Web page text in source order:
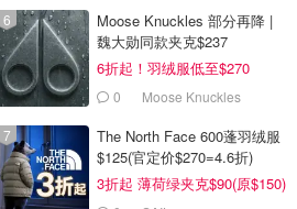
Moose Knuckles 部分再降 |
魏大勋同款夹克$237
6折起！羽绒服低至$270
0 Moose Knuckles
The North Face 600蓬羽绒服
$125(官定价$270=4.6折)
3折起 薄荷绿夹克$90(原$150)